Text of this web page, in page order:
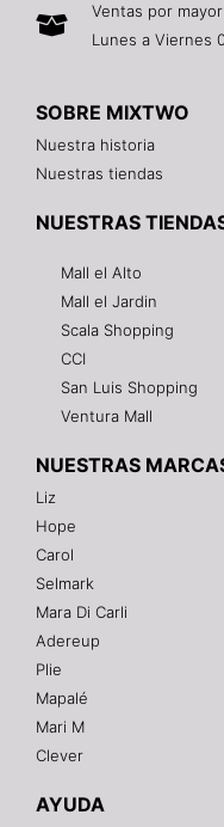
Ventas por
Lunes a Viernes
SOBRE MIXTWO
Nuestra historia
Nuestras tiendas
NUESTRAS
Mall el Alto
Mall el Jardin
Scala Shopping
CCI
San Luis Shopping
Ventura Mall
NUESTRAS
Liz
Hope
Carol
Selmark
Mara Di Carli
Adereup
Plie
Mapalé
Mari M
Clever
AYUDA
¡Hola! 👋
Gracias por visitarnos.
personalmente con tu
pagos.
Recuerda: 10% de
Contáctanos por el